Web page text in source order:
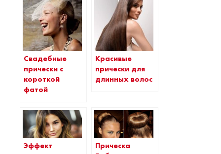
Свадебные
прически с
короткой
фатой
Красивые
прически для
длинных волос
Эффект
Прическа